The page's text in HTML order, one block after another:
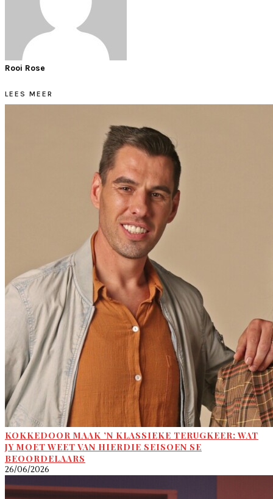
Rooi Rose
LEES MEER
KOKKEDOOR MAAK ’N KLASSIEKE TERUGKEER: WAT
JY MOET WEET VAN HIERDIE SEISOEN SE
BEOORDELAARS
26/06/2026